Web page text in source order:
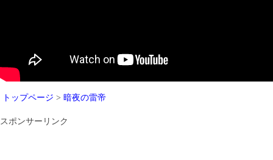
トップページ > 暗夜の雷帝
スポンサーリンク